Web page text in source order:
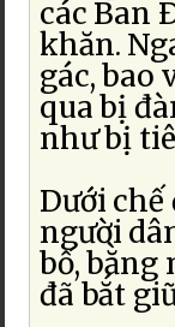
các Ban
khăn.
gác, bao
qua bị
như bị
Dưới
người
bố, bằng
đã bắt